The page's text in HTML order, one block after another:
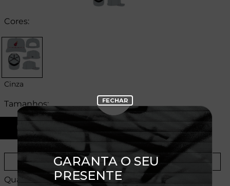
Cores:
Cinza
Tamanhos:
U
Provador Virtual Tabela de Medidas
Quantidade: